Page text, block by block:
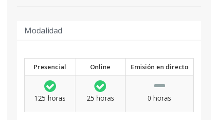
Modalidad
Presencial Online Emisión en directo
125 horas 25 horas 0 horas